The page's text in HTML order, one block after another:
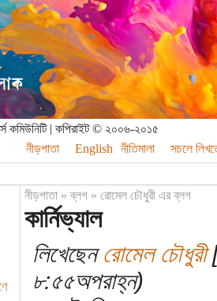
কমিউনিটি | কপিরাইট © ২০০৬-২০১৫
নীড়পাতা
English নীতিমালা সচলে
নীড়পাতা»ব্লগ» রোমেল চৌধুরী এর ব্লগ
কার্নিভ্যাল
লিখেছেনরোমেল চৌধুরী
৮:৫৫অপরাহ্ন)